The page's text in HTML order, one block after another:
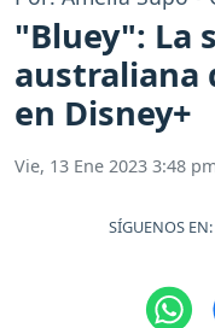
"Bluey": La
australiana
en Disney+
Vie, 13 Ene 2023 3:48
SÍGUENOS EN: